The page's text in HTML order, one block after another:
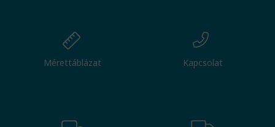
Mérettáblázat Kapcsolat